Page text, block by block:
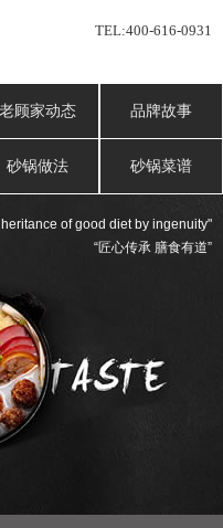
TEL:400-616-0931
老顾家动态 品牌故事
砂锅做法 砂锅菜谱
of good diet by ingenuity"
“匠心传承 膳食有道”